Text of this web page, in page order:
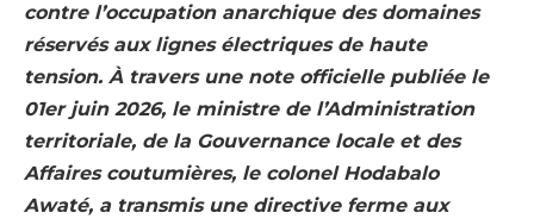
contre l’occupation anarchique des domaines
réservés aux lignes électriques de haute
tension. À travers une note officielle publiée le
01er juin 2026, le ministre de l’Administration
territoriale, de la Gouvernance locale et des
Affaires coutumières, le colonel Hodabalo
Awaté, a transmis une directive ferme aux